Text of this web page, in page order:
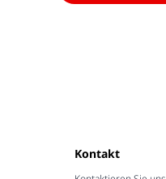
Kontakt